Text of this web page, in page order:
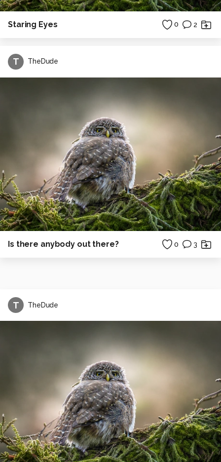
Staring Eyes 0 2
T TheDude
Is there anybody out there? 0 3
T TheDude